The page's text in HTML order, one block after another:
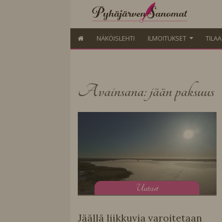
NÄKÖISLEHTI ILMOITUKSET
Avainsana: jään paksuus
Uutiset
Jäällä liikkuvia varoitetaan